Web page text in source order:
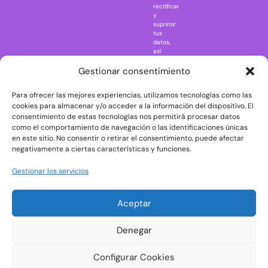
Gestionar consentimiento
Para ofrecer las mejores experiencias, utilizamos tecnologías como las
cookies para almacenar y/o acceder a la información del dispositivo. El
consentimiento de estas tecnologías nos permitirá procesar datos
como el comportamiento de navegación o las identificaciones únicas
en este sitio. No consentir o retirar el consentimiento, puede afectar
negativamente a ciertas características y funciones.
Gestionar los servicios
Aceptar
Denegar
Configurar Cookies
Rick and
The Big Bang
Theory
The Blues
Brothers
The
The Shining
rectificar
y
suprimir
tus
datos,
así
ejercer
consultando
la
información
adicional
y
detallada
sobre